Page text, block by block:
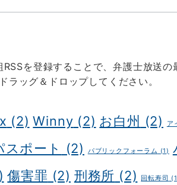
を登録することで、弁護士放送
ラッグ＆ドロップしてください。
(2) Winny (2) お白州 (2) ア
スポート (2) パブリックフォーラム (1)
傷害罪 (2) 刑務所 (2) 回転寿司